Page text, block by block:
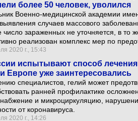
более 50 человек, уволился
Военно-медицинской академии
случаев массового
зараженных не уточняется, в то
реализован комплекс мер по
2020 г., 15:43
испытывают способ
Европе уже заинтересовались
специалистов, гелий может
ранней профилактике
и микроциркуляцию,
от коронавируса.
2020 г., 14:26